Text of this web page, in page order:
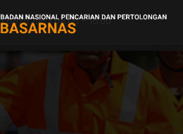
6570 1116 | 08.00 - 16.00